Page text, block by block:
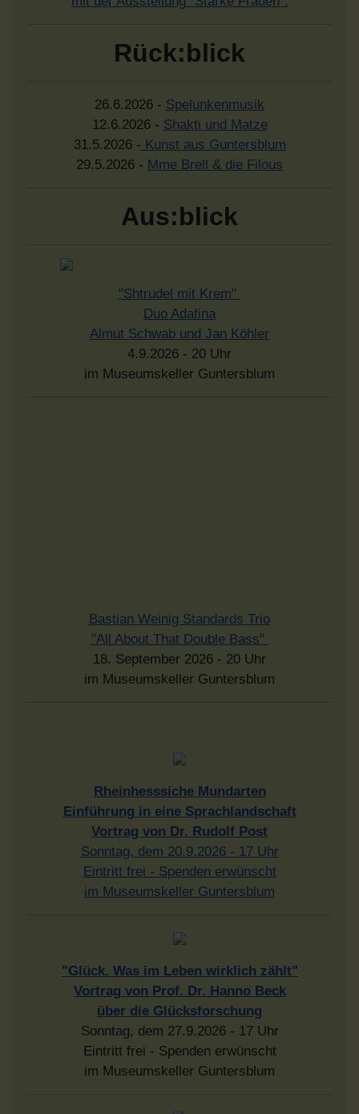
Rück:blick
26.6.2026 - Spelunkenmusik
12.6.2026 - Shakti und Matze
31.5.2026 - Kunst aus Guntersblum
29.5.2026 - Mme Brell & die Filous
Aus:blick
"Shtrudel mit Krem"
Duo Adafina
Almut Schwab und Jan Köhler
4.9.2026 - 20 Uhr
im Museumskeller Guntersblum
Rheinhesssiche Mundarten
Einführung in eine Sprachlandschaft
Vortrag von Dr. Rudolf Post
Sonntag, dem 20.9.2026 - 17 Uhr
"Glück. Was im Leben wirklich zählt"
Vortrag von Prof. Dr. Hanno Beck
über die Glücksforschung
Sonntag, dem 27.9.2026 - 17 Uhr
Eintritt frei - Spenden erwünscht
Liebe, Luft und Ladekabel -
Ohne is' doof
Konstantin Schmidt
Freitag 9.10.2026 - 20 Uhr
im Museumskeller Guntersblum